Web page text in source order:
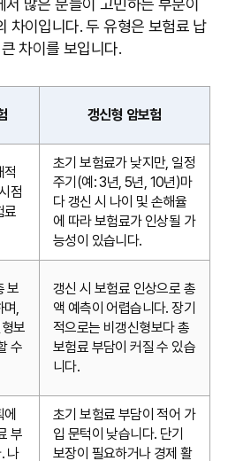
차이입니다. 두 유형은 보험료 납
차이를 보입니다.
갱신형 암보험
적
점
료
초기 보험료가 낮지만, 일정
주기(예: 3년, 5년, 10년)마
다 갱신 시 나이 및 손해율
에 따라 보험료가 인상될 가
능성이 있습니다.
보
,
보
수
갱신 시 보험료 인상으로 총
액 예측이 어렵습니다. 장기
적으로는 비갱신형보다 총
보험료 부담이 커질 수 있습
니다.
에
부
나
초기 보험료 부담이 적어 가
입 문턱이 낮습니다. 단기
보장이 필요하거나 경제 활